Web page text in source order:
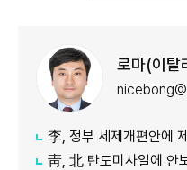
로마(이탈
李, 정부 세제개편안에 제
靑, 北 탄도미사일에 안보실 긴